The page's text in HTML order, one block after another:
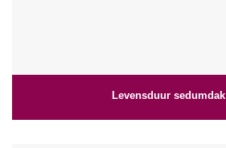
Levensduur sedumdak